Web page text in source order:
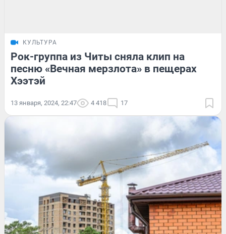
КУЛЬТУРА
Рок-группа из Читы сняла клип на
песню «Вечная мерзлота» в пещерах
Хээтэй
13 января, 2024, 22:47 4 418 17